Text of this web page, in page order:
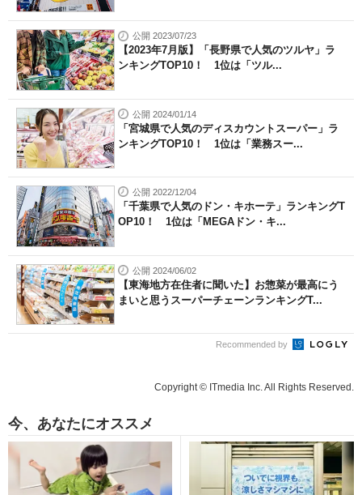
公開 2023/07/23
【2023年7月版】「長野県で人気のツルヤ」ラ
ンキングTOP10！ 1位は「ツル...
公開 2024/01/14
「宮城県で人気のディスカウントスーパー」ラ
ンキングTOP10！ 1位は「業務スー...
公開 2022/12/04
「千葉県で人気のドン・キホーテ」ランキングT
OP10！ 1位は「MEGAドン・キ...
公開 2024/06/02
【東海地方在住者に聞いた】お惣菜が最高にう
まいと思うスーパーチェーンランキングT...
Recommended by
Copyright © ITmedia Inc. All Rights Reserved.
今、あなたにオススメ